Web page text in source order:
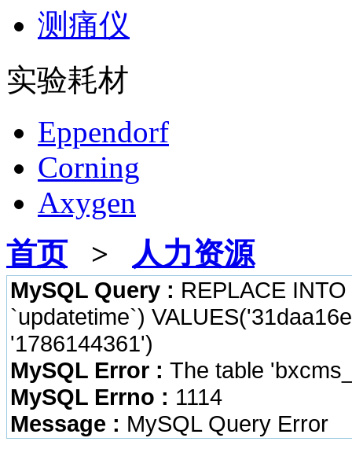
测痛仪
实验耗材
Eppendorf
Corning
Axygen
首页 > 人力资源
MySQL Query : REPLACE
`updatetime`)
'1786144361')
MySQL Error : The table
MySQL Errno : 1114
Message : MySQL Query Error